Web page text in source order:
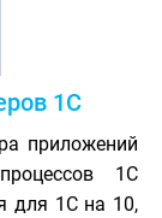
1С
приложений
1С
для 1С на 10,